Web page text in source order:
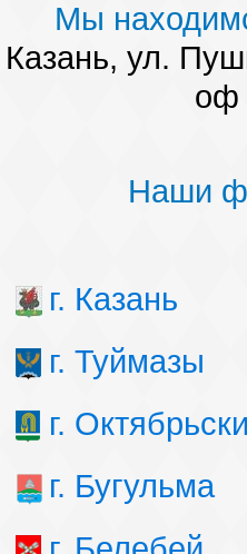
Мы
Казань, ул.
оф
Наши
г. Казань
г. Туймазы
г.
г. Бугульма